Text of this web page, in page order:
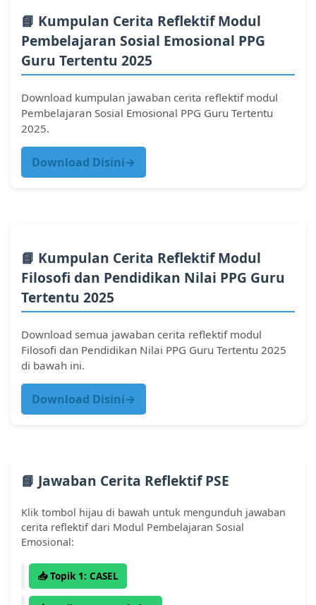
📘 Kumpulan Cerita Reflektif Modul
Pembelajaran Sosial Emosional PPG
Guru Tertentu 2025
Download kumpulan jawaban cerita reflektif modul
Pembelajaran Sosial Emosional PPG Guru Tertentu
2025.
Download Disini→
📘 Kumpulan Cerita Reflektif Modul
Filosofi dan Pendidikan Nilai PPG Guru
Tertentu 2025
Download semua jawaban cerita reflektif modul
Filosofi dan Pendidikan Nilai PPG Guru Tertentu 2025
di bawah ini.
Download Disini→
📘 Jawaban Cerita Reflektif PSE
Klik tombol hijau di bawah untuk mengunduh jawaban
cerita reflektif dari Modul Pembelajaran Sosial
Emosional:
📥 Topik 1: CASEL